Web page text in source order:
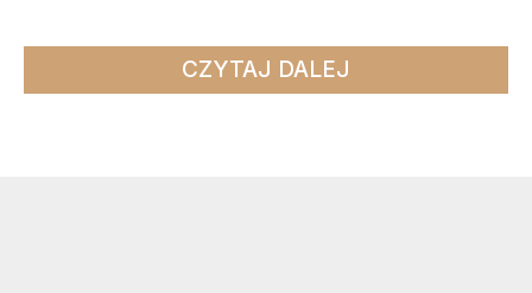
CZYTAJ DALEJ